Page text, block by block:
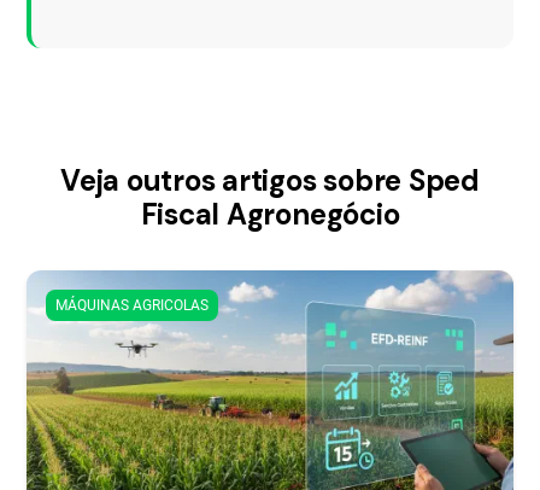
Veja outros artigos sobre Sped
Fiscal Agronegócio
MÁQUINAS AGRICOLAS